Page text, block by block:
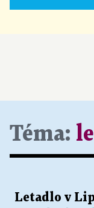
Téma:
Letadlo v